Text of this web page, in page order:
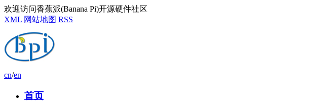
欢迎访问香蕉派(Banana Pi)开源硬件社区
XML 网站地图 RSS
cn/en
首页